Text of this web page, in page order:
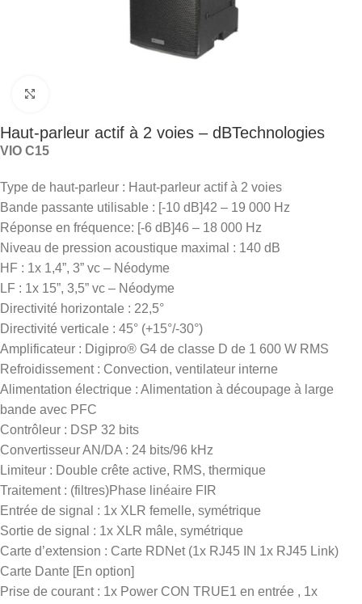
Haut-parleur actif à 2 voies – dBTechnologies
VIO C15
Type de haut-parleur : Haut-parleur actif à 2 voies
Bande passante utilisable : [-10 dB]42 – 19 000 Hz
Réponse en fréquence: [-6 dB]46 – 18 000 Hz
Niveau de pression acoustique maximal : 140 dB
HF : 1x 1,4”, 3” vc – Néodyme
LF : 1x 15”, 3,5” vc – Néodyme
Directivité horizontale : 22,5°
Directivité verticale : 45° (+15°/-30°)
Amplificateur : Digipro® G4 de classe D de 1 600 W RMS
Refroidissement : Convection, ventilateur interne
Alimentation électrique : Alimentation à découpage à large
bande avec PFC
Contrôleur : DSP 32 bits
Convertisseur AN/DA : 24 bits/96 kHz
Limiteur : Double crête active, RMS, thermique
Traitement : (filtres)Phase linéaire FIR
Entrée de signal : 1x XLR femelle, symétrique
Sortie de signal : 1x XLR mâle, symétrique
Carte d’extension : Carte RDNet (1x RJ45 IN 1x RJ45 Link)
Carte Dante [En option]
Prise de courant : 1x Power CON TRUE1 en entrée , 1x